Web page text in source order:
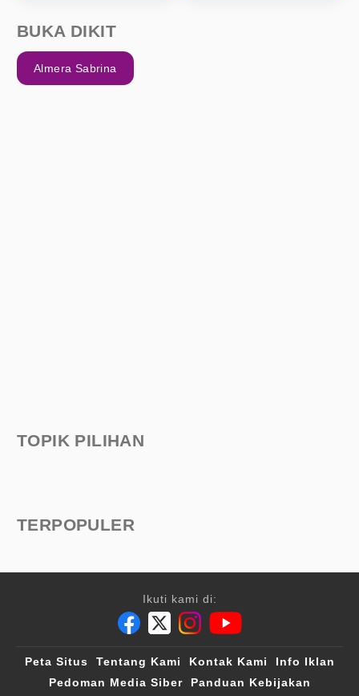
BUKA DIKIT
Almera Sabrina
TOPIK PILIHAN
TERPOPULER
Ikuti kami di:
Peta Situs Tentang Kami Kontak Kami
Info Iklan
Pedoman Media Siber
Panduan Kebijakan